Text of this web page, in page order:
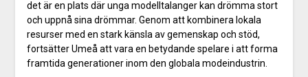
det är en plats där unga modelltalanger kan drömma stort
och uppnå sina drömmar. Genom att kombinera lokala
resurser med en stark känsla av gemenskap och stöd,
fortsätter Umeå att vara en betydande spelare i att forma
framtida generationer inom den globala modeindustrin.